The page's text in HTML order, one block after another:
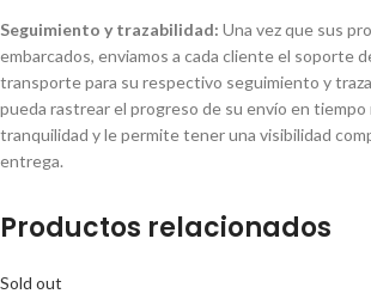
Seguimiento y trazabilidad: Una vez que sus
embarcados, enviamos a cada cliente el soporte
transporte para su respectivo seguimiento y
pueda rastrear el progreso de su envío en tiempo
tranquilidad y le permite tener una visibilidad
entrega.
Productos relacionados
Sold out